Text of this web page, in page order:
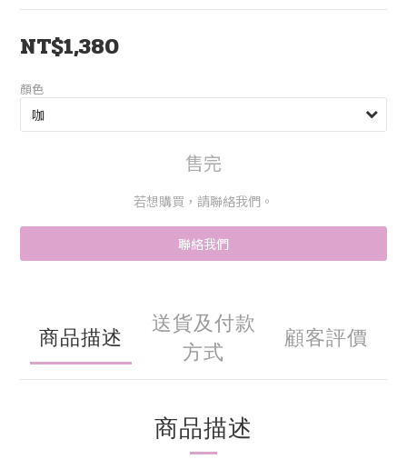
NT$1,380
顏色
售完
若想購買，請聯絡我們。
聯絡我們
商品描述
送貨及付款
方式
顧客評價
商品描述